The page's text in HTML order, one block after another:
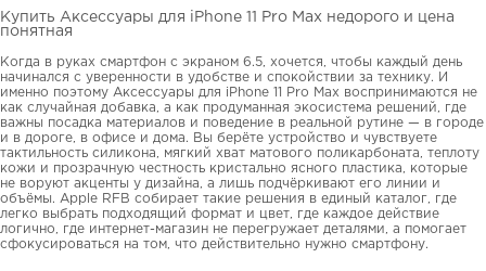
Купить Аксессуары для iPhone 11 Pro Max недорого и цена
понятная
Когда в руках смартфон с экраном 6.5, хочется, чтобы каждый день
начинался с уверенности в удобстве и спокойствии за технику. И
именно поэтому Аксессуары для iPhone 11 Pro Max воспринимаются не
как случайная добавка, а как продуманная экосистема решений, где
важны посадка материалов и поведение в реальной рутине — в городе
и в дороге, в офисе и дома. Вы берёте устройство и чувствуете
тактильность силикона, мягкий хват матового поликарбоната, теплоту
кожи и прозрачную честность кристально ясного пластика, которые
не воруют акценты у дизайна, а лишь подчёркивают его линии и
объёмы. Apple RFB собирает такие решения в единый каталог, где
легко выбрать подходящий формат и цвет, где каждое действие
логично, где интернет-магазин не перегружает деталями, а помогает
сфокусироваться на том, что действительно нужно смартфону.